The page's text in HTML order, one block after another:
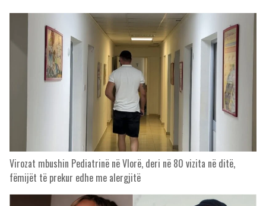
Virozat mbushin Pediatrinë në Vlorë, deri në 80 vizita në ditë,
fëmijët të prekur edhe me alergjitë